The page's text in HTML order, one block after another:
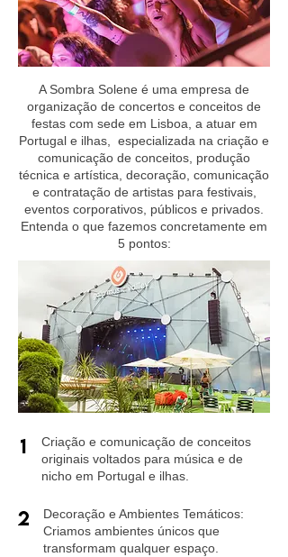
A Sombra Solene é uma empresa de
organização de concertos e conceitos de
festas com sede em Lisboa, a atuar em
Portugal e ilhas, especializada na criação e
comunicação de conceitos, produção
técnica e artística, decoração, comunicação
e contratação de artistas para festivais,
eventos corporativos, públicos e privados.
Entenda o que fazemos concretamente em
5 pontos:
1
Criação e comunicação de conceitos
originais voltados para música e de
nicho em Portugal e ilhas.
2
Decoração e Ambientes Temáticos:
Criamos ambientes únicos que
transformam qualquer espaço.